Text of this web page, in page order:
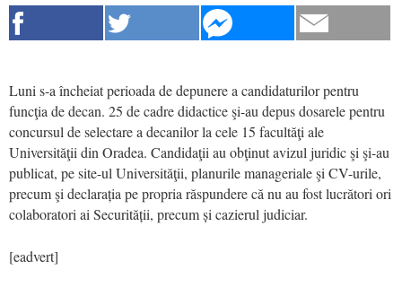
Luni s-a încheiat perioada de depunere a candidaturilor pentru
funcţia de decan. 25 de cadre didactice şi-au depus dosarele pentru
concursul de selectare a decanilor la cele 15 facultăţi ale
Universităţii din Oradea. Candidaţii au obţinut avizul juridic şi şi-au
publicat, pe site-ul Universităţii, planurile manageriale şi CV-urile,
precum şi declarația pe propria răspundere că nu au fost lucrători ori
colaboratori ai Securității, precum și cazierul judiciar.
[eadvert]